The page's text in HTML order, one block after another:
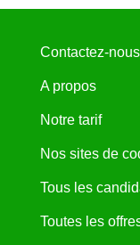
Contactez-nous
A propos
Notre tarif
Nos sites de
Tous les
Toutes les